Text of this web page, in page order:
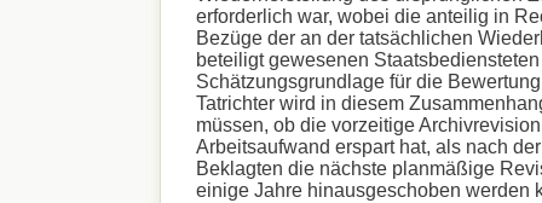
erforderlich war, wobei die anteilig in
Bezüge der an der tatsächlichen
beteiligt gewesenen
Schätzungsgrundlage für die
Tatrichter wird in diesem
müssen, ob die vorzeitige
Arbeitsaufwand erspart hat, als nach
Beklagten die nächste planmäßige
einige Jahre hinausgeschoben werden